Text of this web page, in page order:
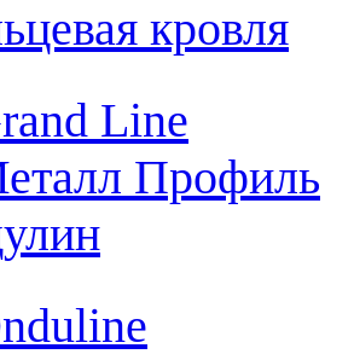
кровля
Line
Профиль